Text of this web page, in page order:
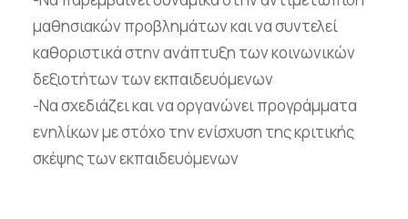
μαθησιακών προβλημάτων και να συντελεί
καθοριστικά στην ανάπτυξη των κοινωνικών
δεξιοτήτων των εκπαιδευόμενων
-Να σχεδιάζει και να οργανώνει προγράμματα
ενηλίκων με στόχο την ενίσχυση της κριτικής
σκέψης των εκπαιδευόμενων